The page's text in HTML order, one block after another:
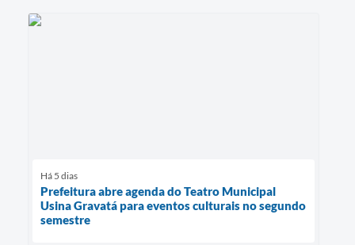
Há 5 dias
Prefeitura abre agenda do Teatro Municipal
Usina Gravatá para eventos culturais no segundo
semestre